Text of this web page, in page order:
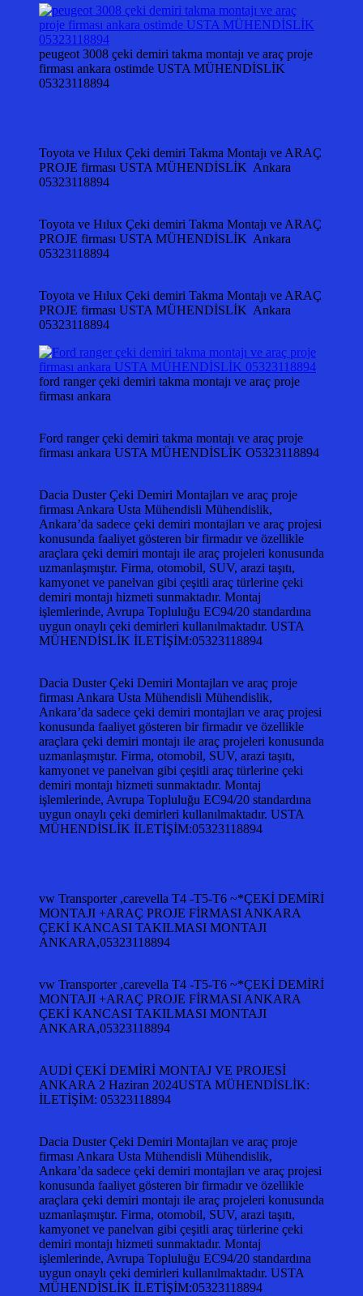
peugeot 3008 çeki demiri takma montajı ve araç proje
firması ankara ostimde USTA MÜHENDİSLİK
05323118894
Toyota ve Hılux Çeki demiri Takma Montajı ve ARAÇ
PROJE firması USTA MÜHENDİSLİK Ankara
05323118894
Toyota ve Hılux Çeki demiri Takma Montajı ve ARAÇ
PROJE firması USTA MÜHENDİSLİK Ankara
05323118894
Toyota ve Hılux Çeki demiri Takma Montajı ve ARAÇ
PROJE firması USTA MÜHENDİSLİK Ankara
05323118894
ford ranger çeki demiri takma montajı ve araç proje
firması ankara
Ford ranger çeki demiri takma montajı ve araç proje
firması ankara USTA MÜHENDİSLİK O5323118894
Dacia Duster Çeki Demiri Montajları ve araç proje
firması Ankara Usta Mühendisli Mühendislik,
Ankara’da sadece çeki demiri montajları ve araç projesi
konusunda faaliyet gösteren bir firmadır ve özellikle
araçlara çeki demiri montajı ile araç projeleri konusunda
uzmanlaşmıştır. Firma, otomobil, SUV, arazi taşıtı,
kamyonet ve panelvan gibi çeşitli araç türlerine çeki
demiri montajı hizmeti sunmaktadır. Montaj
işlemlerinde, Avrupa Topluluğu EC94/20 standardına
uygun onaylı çeki demirleri kullanılmaktadır. USTA
MÜHENDİSLİK İLETİŞİM:05323118894
Dacia Duster Çeki Demiri Montajları ve araç proje
firması Ankara Usta Mühendisli Mühendislik,
Ankara’da sadece çeki demiri montajları ve araç projesi
konusunda faaliyet gösteren bir firmadır ve özellikle
araçlara çeki demiri montajı ile araç projeleri konusunda
uzmanlaşmıştır. Firma, otomobil, SUV, arazi taşıtı,
kamyonet ve panelvan gibi çeşitli araç türlerine çeki
demiri montajı hizmeti sunmaktadır. Montaj
işlemlerinde, Avrupa Topluluğu EC94/20 standardına
uygun onaylı çeki demirleri kullanılmaktadır. USTA
MÜHENDİSLİK İLETİŞİM:05323118894
vw Transporter ,carevella T4 -T5-T6 ~*ÇEKİ DEMİRİ
MONTAJI +ARAÇ PROJE FİRMASI ANKARA
ÇEKİ KANCASI TAKILMASI MONTAJI
ANKARA,05323118894
vw Transporter ,carevella T4 -T5-T6 ~*ÇEKİ DEMİRİ
MONTAJI +ARAÇ PROJE FİRMASI ANKARA
ÇEKİ KANCASI TAKILMASI MONTAJI
ANKARA,05323118894
AUDİ ÇEKİ DEMİRİ MONTAJ VE PROJESİ
ANKARA 2 Haziran 2024USTA MÜHENDİSLİK:
İLETİŞİM: 05323118894
Dacia Duster Çeki Demiri Montajları ve araç proje
firması Ankara Usta Mühendisli Mühendislik,
Ankara’da sadece çeki demiri montajları ve araç projesi
konusunda faaliyet gösteren bir firmadır ve özellikle
araçlara çeki demiri montajı ile araç projeleri konusunda
uzmanlaşmıştır. Firma, otomobil, SUV, arazi taşıtı,
kamyonet ve panelvan gibi çeşitli araç türlerine çeki
demiri montajı hizmeti sunmaktadır. Montaj
işlemlerinde, Avrupa Topluluğu EC94/20 standardına
uygun onaylı çeki demirleri kullanılmaktadır. USTA
MÜHENDİSLİK İLETİŞİM:05323118894